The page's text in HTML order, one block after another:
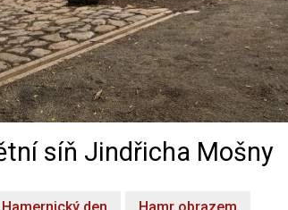
síň Jindřicha Mošny